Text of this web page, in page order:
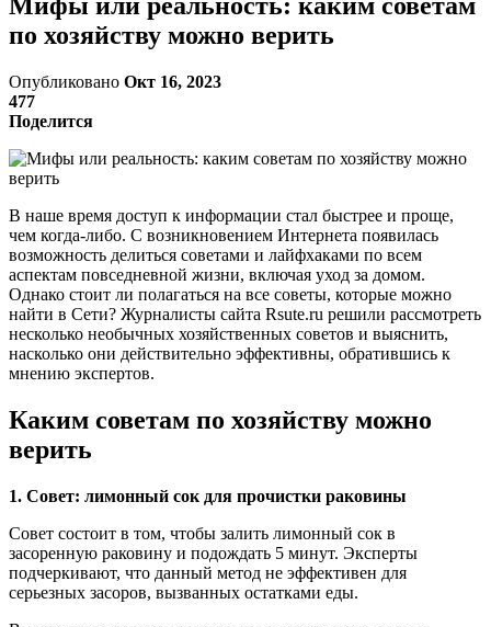
по хозяйству можно верить
Опубликовано Окт 16, 2023
477
Поделится
В наше время доступ к информации стал быстрее и проще,
чем когда-либо. С возникновением Интернета появилась
возможность делиться советами и лайфхаками по всем
аспектам повседневной жизни, включая уход за домом.
Однако стоит ли полагаться на все советы, которые можно
найти в Сети? Журналисты сайта Rsute.ru решили рассмотреть
несколько необычных хозяйственных советов и выяснить,
насколько они действительно эффективны, обратившись к
мнению экспертов.
Каким советам по хозяйству можно
верить
1. Совет: лимонный сок для прочистки раковины
Совет состоит в том, чтобы залить лимонный сок в
засоренную раковину и подождать 5 минут. Эксперты
подчеркивают, что данный метод не эффективен для
серьезных засоров, вызванных остатками еды.